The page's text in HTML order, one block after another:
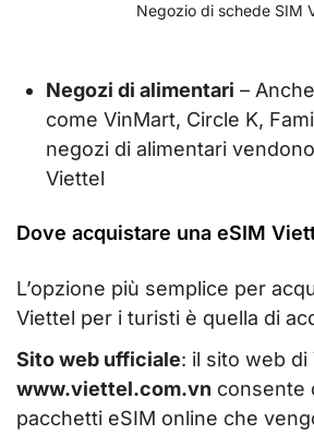
Negozio di schede SIM
Negozi di alimentari –
come VinMart, Circle K,
negozi di alimentari
Viettel
Dove acquistare una eSIM
L’opzione più semplice per
Viettel per i turisti è quella di
Sito web ufficiale: il sito web di
www.viettel.com.vn consente
pacchetti eSIM online che